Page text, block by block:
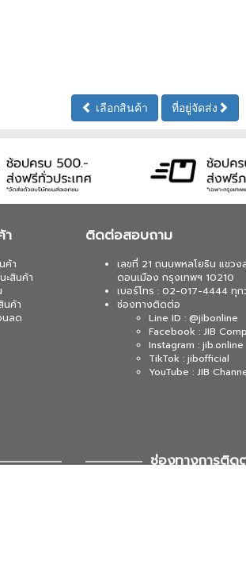
เลือกสินค้า ที่อยู่จัดส่ง
า
ค้า
ะสินค้า
นค้า
นลด
ติดต่อสอบถาม
เลขที่ 21 ถนนพหลโยธิน แขวง
ดอนเมือง กรุงเทพฯ 10210
เบอร์โทร : 02-017-4444 ทุก
ช่องทางติดต่อ
Line ID : @jibonline
Facebook : JIB
Instagram : jib.online
TikTok : jibofficial
YouTube : JIB
ช่องทางการติด